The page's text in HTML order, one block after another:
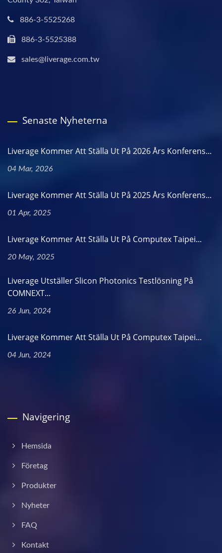
886-3-5525268
886-3-5525388
sales@liverage.com.tw
Senaste Nyheterna
Liverage Kommer Att Ställa Ut På 2026 Års Konferens...
04 Mar, 2026
Liverage Kommer Att Ställa Ut På 2025 Års Konferens...
01 Apr, 2025
Liverage Kommer Att Ställa Ut På Computex Taipei...
20 May, 2025
Liverage Utställer Slicon Photonics Testlösning På
COMNEXT...
26 Jun, 2024
Liverage Kommer Att Ställa Ut På Computex Taipei...
04 Jun, 2024
Navigering
Hemsida
Företag
Produkter
Nyheter
FAQ
Kontakt